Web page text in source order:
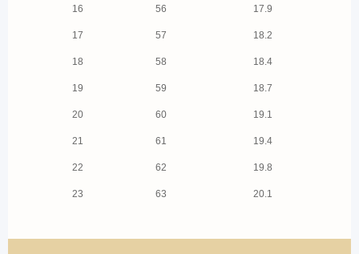
16 56 17.9
17 57 18.2
18 58 18.4
19 59 18.7
20 60 19.1
21 61 19.4
22 62 19.8
23 63 20.1